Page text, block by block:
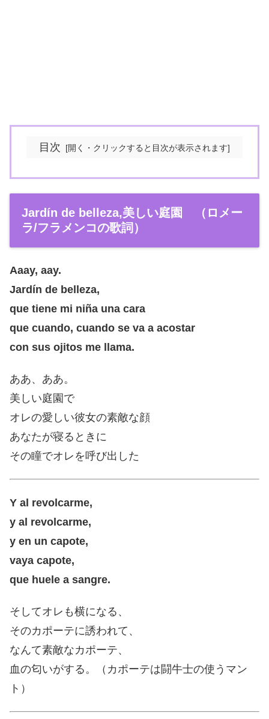
目次
Jardín de belleza,美しい庭園 （ロメー
ラ/フラメンコの歌詞）
Aaay, aay.
Jardín de belleza,
que tiene mi niña una cara
que cuando, cuando se va a acostar
con sus ojitos me llama.
ああ、ああ。
美しい庭園で
オレの愛しい彼女の素敵な顔
あなたが寝るときに
その瞳でオレを呼び出した
Y al revolcarme,
y al revolcarme,
y en un capote,
vaya capote,
que huele a sangre.
そしてオレも横になる、
そのカポーテに誘われて、
なんて素敵なカポーテ、
血の匂いがする。（カポーテは闘牛士の使うマン
ト）